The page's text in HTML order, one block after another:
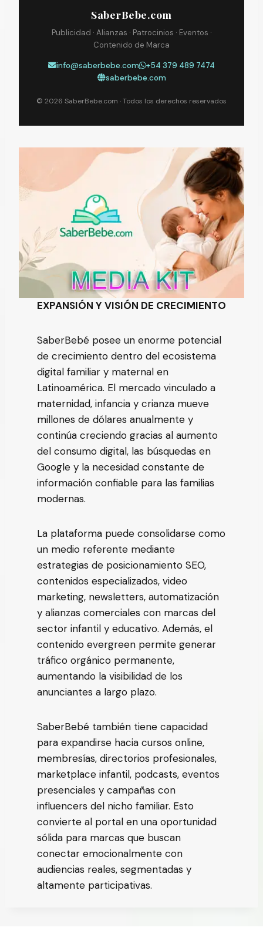
SaberBebe.com
Publicidad · Alianzas · Patrocinios · Eventos ·
Contenido de Marca
info@saberbebe.com
+54 379 489 7474
saberbebe.com
© 2026 SaberBebe.com · Todos los derechos reservados
EXPANSIÓN Y VISIÓN DE CRECIMIENTO
SaberBebé posee un enorme potencial
de crecimiento dentro del ecosistema
digital familiar y maternal en
Latinoamérica. El mercado vinculado a
maternidad, infancia y crianza mueve
millones de dólares anualmente y
continúa creciendo gracias al aumento
del consumo digital, las búsquedas en
Google y la necesidad constante de
información confiable para las familias
modernas.
La plataforma puede consolidarse como
un medio referente mediante
estrategias de posicionamiento SEO,
contenidos especializados, video
marketing, newsletters, automatización
y alianzas comerciales con marcas del
sector infantil y educativo. Además, el
contenido evergreen permite generar
tráfico orgánico permanente,
aumentando la visibilidad de los
anunciantes a largo plazo.
SaberBebé también tiene capacidad
para expandirse hacia cursos online,
membresías, directorios profesionales,
marketplace infantil, podcasts, eventos
presenciales y campañas con
influencers del nicho familiar. Esto
convierte al portal en una oportunidad
sólida para marcas que buscan
conectar emocionalmente con
audiencias reales, segmentadas y
altamente participativas.